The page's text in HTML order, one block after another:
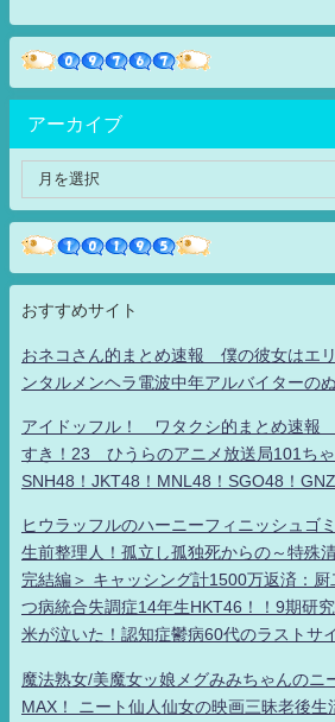
アーカイブ
おすすめサイト
おネコさん的まとめ速報 僕の彼女はエ
ンタルメンヘラ電波中年アルバイターの
アイドッフル！ ワタクシ的まとめ速報
すき！23 ひうらのアニメ放送局101ち
SNH48！JKT48！MNL48！SGO48！
ヒウラッフルのハーニーフィニッシュゴ
生前整理人！孤立し孤独死からの～特殊
完結編＞ キャッシング計1500万返済：厨
つ病統合失調症14年生HKT46！！9期研
米が泣いた！認知症鬱病60代のラストサ
魔法熟女/美魔女ッ娘メグみみちゃんのニ
MAX！ ニート仙人仙女の映画三昧老後生